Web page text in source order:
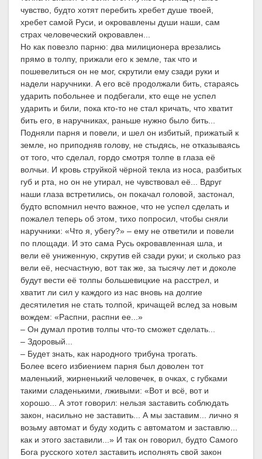
чувство, будто хотят перебить хребет душе твоей,
хребет самой Руси, и окровавлены души наши, сам
страх человеческий окровавлен...
Но как повезло парню: два милиционера врезались
прямо в толпу, прижали его к земле, так что и
пошевелиться он не мог, скрутили ему сзади руки и
надели наручники. А его всё продолжали бить, стараясь
ударить побольнее и подбегали, кто еще не успел
ударить и били, пока кто-то не стал кричать, что хватит
бить его, в наручниках, раньше нужно было бить...
Подняли парня и повели, и шел он избитый, прижатый к
земле, но приподняв голову, не стыдясь, не отказываясь
от того, что сделал, гордо смотря толпе в глаза её
волчьи. И кровь струйкой чёрной текла из носа, разбитых
губ и рта, но он не утирал, не чувствовал её... Вдруг
наши глаза встретились, он покачал головой, застонал,
будто вспомнил нечто важное, что не успел сделать и
пожалел теперь об этом, тихо попросил, чтобы сняли
наручники: «Что я, убегу?» – ему не ответили и повели
по площади. И это сама Русь окровавленная шла, и
вели её униженную, скрутив ей сзади руки; и сколько раз
вели её, несчастную, вот так же, за тысячу лет и доколе
будут вести её толпы большевицкие на расстрел, и
хватит ли сил у каждого из нас вновь на долгие
десятилетия не стать толпой, кричащей вслед за новым
вождем: «Распни, распни ее...»
– Он думал против толпы что-то сможет сделать...
– Здоровый...
– Будет знать, как народного трибуна трогать.
Более всего избиением парня был доволен тот
маленький, жирненький человечек, в очках, с губками
такими сладенькими, лживыми: «Вот и всё, вот и
хорошо... А этот говорил: нельзя заставить соблюдать
закон, насильно не заставить... А мы заставим... лично я
возьму автомат и буду ходить с автоматом и заставлю...
как и этого заставили...» И так он говорил, будто Самого
Бога русского хотел заставить исполнять свой закон